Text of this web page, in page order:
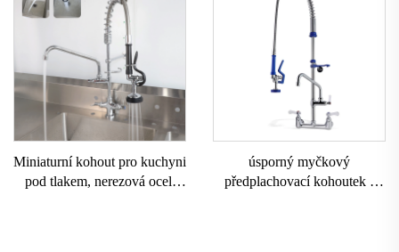
dřezy
studené vody v hotelech
Miniaturní kohout pro kuchyni
pod tlakem, nerezová ocel,
úsporný myčkový
předplachovací kohoutek s